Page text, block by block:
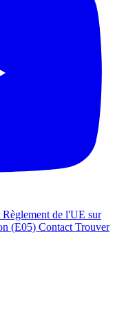
Règlement de l'UE sur
(E05) Contact Trouver